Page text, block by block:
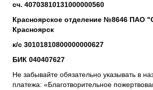
сч. 40703810131000000560
Красноярское отделение №8646 ПАО
Красноярск
к/с 30101810800000000627
БИК 040407627
Не забывайте обязательно указывать в
платежа: «Благотворительное